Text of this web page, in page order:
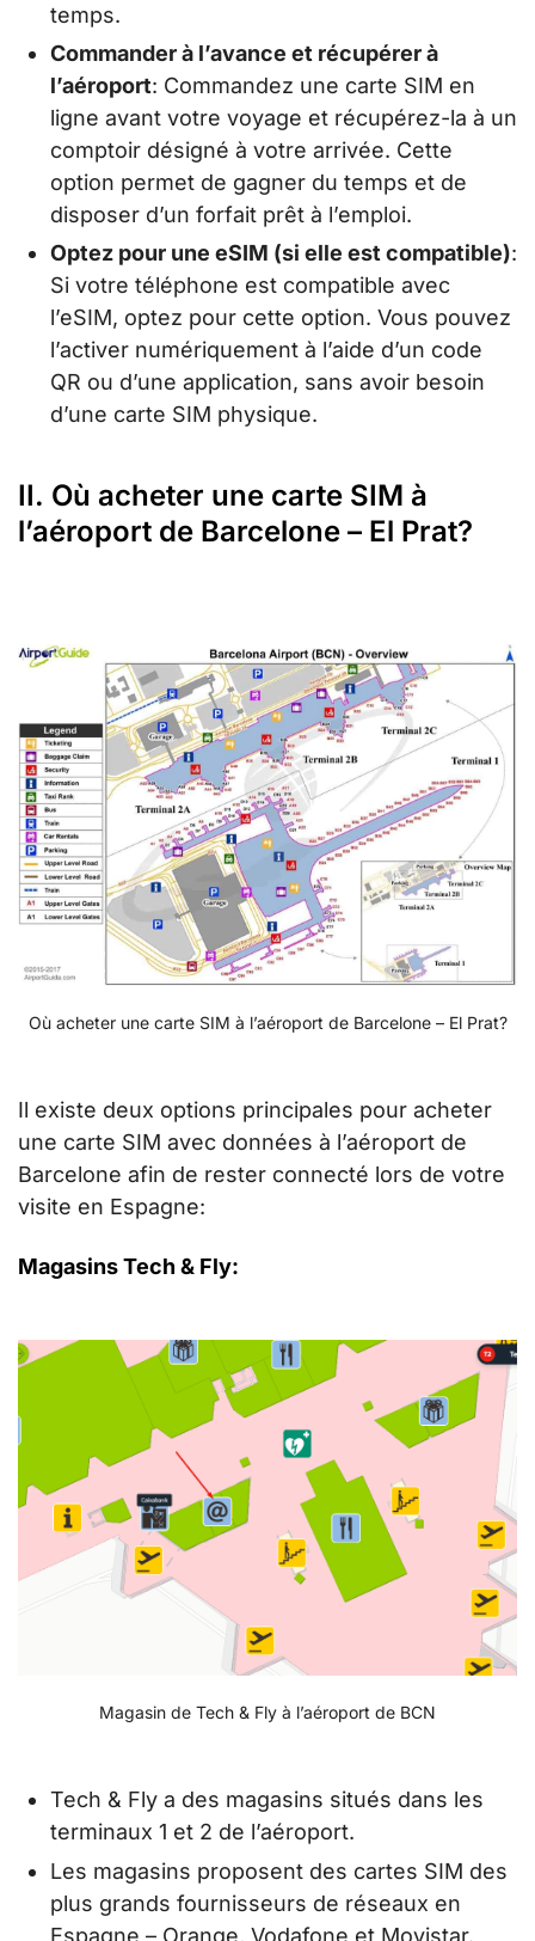
temps.
Commander à l’avance et récupérer à
l’aéroport: Commandez une carte SIM en
ligne avant votre voyage et récupérez-la à un
comptoir désigné à votre arrivée. Cette
option permet de gagner du temps et de
disposer d’un forfait prêt à l’emploi.
Optez pour une eSIM (si elle est compatible):
Si votre téléphone est compatible avec
l’eSIM, optez pour cette option. Vous pouvez
l’activer numériquement à l’aide d’un code
QR ou d’une application, sans avoir besoin
d’une carte SIM physique.
II. Où acheter une carte SIM à
l’aéroport de Barcelone – El Prat?
Où acheter une carte SIM à l’aéroport de Barcelone – El Prat?
Il existe deux options principales pour acheter
une carte SIM avec données à l’aéroport de
Barcelone afin de rester connecté lors de votre
visite en Espagne:
Magasins Tech & Fly:
Magasin de Tech & Fly à l’aéroport de BCN
Tech & Fly a des magasins situés dans les
terminaux 1 et 2 de l’aéroport.
Les magasins proposent des cartes SIM des
plus grands fournisseurs de réseaux en
Espagne – Orange, Vodafone et Movistar.